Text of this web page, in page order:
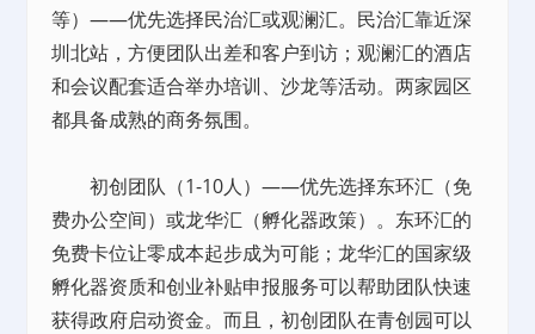
等）——优先选择民治汇或观澜汇。民治汇靠近深
圳北站，方便团队出差和客户到访；观澜汇的酒店
和会议配套适合举办培训、沙龙等活动。两家园区
都具备成熟的商务氛围。
初创团队（1-10人）——优先选择东环汇（免
费办公空间）或龙华汇（孵化器政策）。东环汇的
免费卡位让零成本起步成为可能；龙华汇的国家级
孵化器资质和创业补贴申报服务可以帮助团队快速
获得政府启动资金。而且，初创团队在青创园可以